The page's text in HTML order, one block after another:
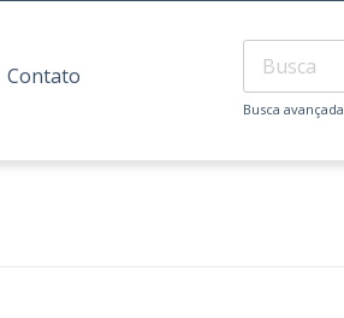
Contato
Busca avançada